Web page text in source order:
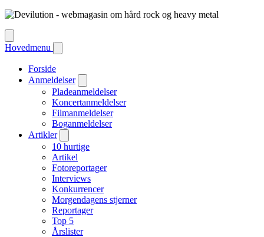
Hovedmenu
Forside
Anmeldelser
Pladeanmeldelser
Koncertanmeldelser
Filmanmeldelser
Boganmeldelser
Artikler
10 hurtige
Artikel
Fotoreportager
Interviews
Konkurrencer
Morgendagens stjerner
Reportager
Top 5
Årslister